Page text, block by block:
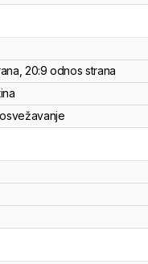
, 20:9 odnos strana
osvežavanje